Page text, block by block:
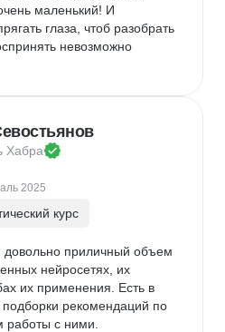
маленький! И
глаза, чтоб разобрать
невозможно
Хабра
2025
курс
довольно приличный объем
нейросетях, их
их применения. Есть в
рекомендаций по
работы с ними.